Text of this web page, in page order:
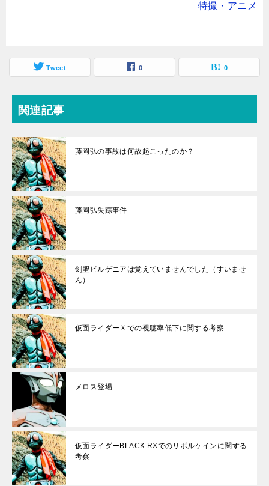
特撮・アニメ
Tweet 0 0
関連記事
藤岡弘の事故は何故起こったのか？
藤岡弘失踪事件
剣聖ビルゲニアは覚えていませんでした（すいませ
ん）
仮面ライダーＸでの視聴率低下に関する考察
メロス登場
仮面ライダーBLACK RXでのリボルケインに関する
考察